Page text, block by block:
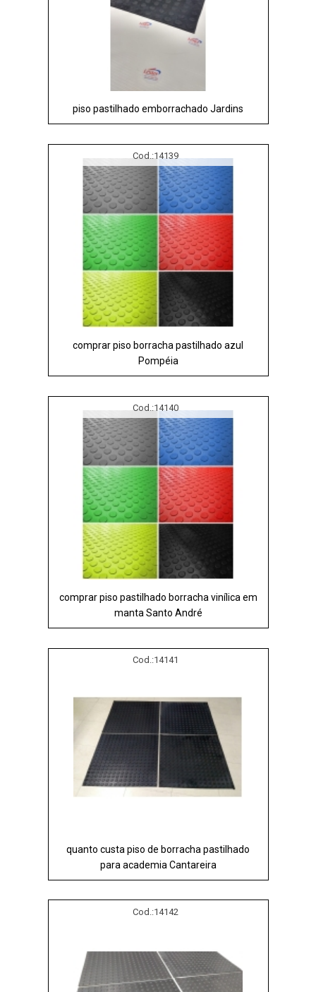
piso pastilhado emborrachado Jardins
Cod.:14139
comprar piso borracha pastilhado azul
Pompéia
Cod.:14140
comprar piso pastilhado borracha vinílica em
manta Santo André
Cod.:14141
quanto custa piso de borracha pastilhado
para academia Cantareira
Cod.:14142